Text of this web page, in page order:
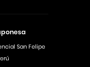
San Felipe